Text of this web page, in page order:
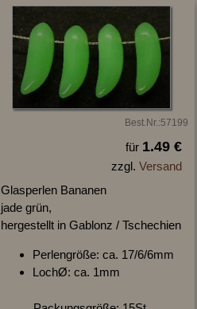
Best.Nr.:57199
für 1.49 €
zzgl. Versand
Glasperlen Bananen
jade grün,
hergestellt in Gablonz / Tschechien
Perlengröße: ca. 17/6/6mm
LochØ: ca. 1mm